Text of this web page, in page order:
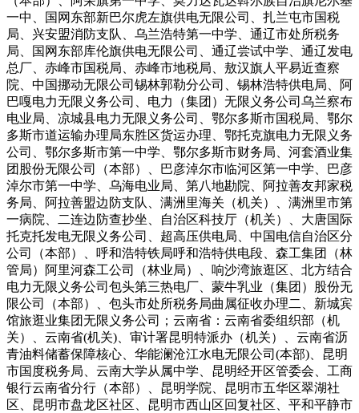
一中、国网东部新巴尔虎左旗供电无限公司、扎兰屯市国税
局、兴安盟消防支队、乌兰浩特第一中学、通辽市处所税务
局、国网东部库伦旗供电无限公司、通辽尝试中学、通辽发电
总厂、赤峰市国税局、赤峰市地税局、敖汉旗人平易近查察
院、中国挪动无限公司锡林郭勒分公司、锡林浩特供电局、阿
巴嘎电力无限义务公司、电力（集团）无限义务公司乌兰察布
电业局、凉城县电力无限义务公司、鄂尔多斯市国税局、鄂尔
多斯市道运输办理局东胜区货运办理、鄂托克旗电力无限义务
公司、鄂尔多斯市第一中学、鄂尔多斯市财务局、河套酒业集
团股份无限公司（本部）、巴彦淖尔市临河区第一中学、巴彦
淖尔市第一中学、乌海电业局、第八地勘院、阿拉善友邦家税
务局、阿拉善盟边防支队、满洲里海关（机关）、满洲里市第
一病院、二连边防查抄坐、自治区科技厅（机关）、大唐国际
托克托发电无限义务公司、超高压供电局、中国电信自治区分
公司（本部）、呼和浩特铁局呼和浩特供电段、森工集团（林
管局）阿里河森工公司（林业局）、响沙湾旅逛区、北方结合
电力无限义务公司包头第三热电厂、蒙牛乳业（集团）股份无
限公司（本部）、包头市处所税务局曲属征收办理二、新城宾
馆旅逛业集团无限义务公司；云南省：云南省委组织部（机
关）、云南省(机关)、审计署昆明特派办（机关）、云南省沥
青油料储蓄保障核心、华能澜沧江水电无限公司(本部)、昆明
市国度税务局、云南大学从属中学、昆明经开区管委会、工商
银行云南省分行（本部）、昆明学院、昆明市五华区翠湖社
区、昆明市盘龙区社区、昆明市西山区回复社区、平和平静市